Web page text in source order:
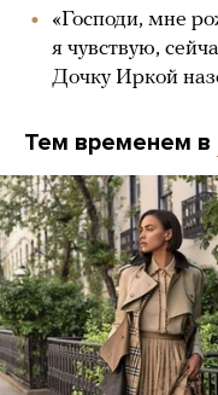
«Господи, мне
я чувствую,
Дочку Иркой
Тем временем в